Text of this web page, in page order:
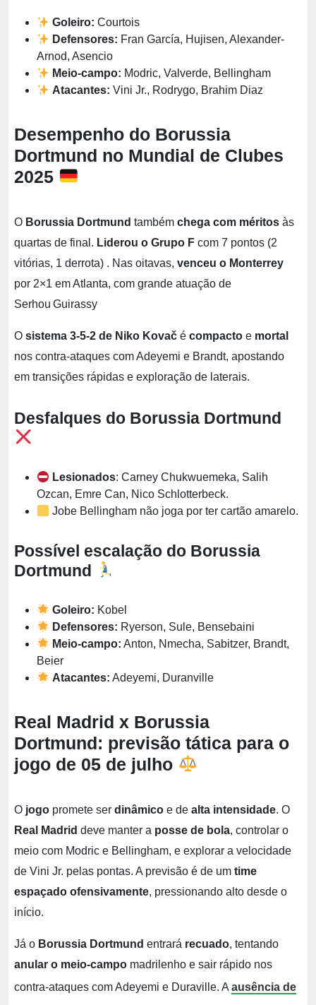
Goleiro: Courtois
Defensores: Fran García, Hujisen, Alexander-
Arnod, Asencio
Meio-campo: Modric, Valverde, Bellingham
Atacantes: Vini Jr., Rodrygo, Brahim Diaz
Desempenho do Borussia
Dortmund no Mundial de Clubes
2025
O Borussia Dortmund também chega com méritos às
quartas de final. Liderou o Grupo F com 7 pontos (2
vitórias, 1 derrota) . Nas oitavas, venceu o Monterrey
por 2×1 em Atlanta, com grande atuação de
Serhou Guirassy
O sistema 3‑5‑2 de Niko Kovač é compacto e mortal
nos contra‑ataques com Adeyemi e Brandt, apostando
em transições rápidas e exploração de laterais.
Desfalques do Borussia Dortmund
Lesionados: Carney Chukwuemeka, Salih
Ozcan, Emre Can, Nico Schlotterbeck.
Jobe Bellingham não joga por ter cartão amarelo.
Possível escalação do Borussia
Dortmund
Goleiro: Kobel
Defensores: Ryerson, Sule, Bensebaini
Meio-campo: Anton, Nmecha, Sabitzer, Brandt,
Beier
Atacantes: Adeyemi, Duranville
Real Madrid x Borussia
Dortmund: previsão tática para o
jogo de 05 de julho
O jogo promete ser dinâmico e de alta intensidade. O
Real Madrid deve manter a posse de bola, controlar o
meio com Modric e Bellingham, e explorar a velocidade
de Vini Jr. pelas pontas. A previsão é de um time
espaçado ofensivamente, pressionando alto desde o
início.
Já o Borussia Dortmund entrará recuado, tentando
anular o meio-campo madrilenho e sair rápido nos
contra-ataques com Adeyemi e Duraville. A ausência de